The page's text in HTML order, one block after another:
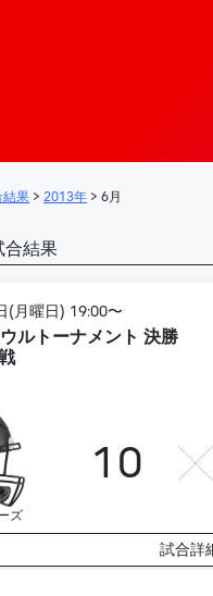
結果 > 2013年 > 6月
合結果
(月曜日) 19:00〜
ルトーナメント 決勝
ズ
10
試合詳